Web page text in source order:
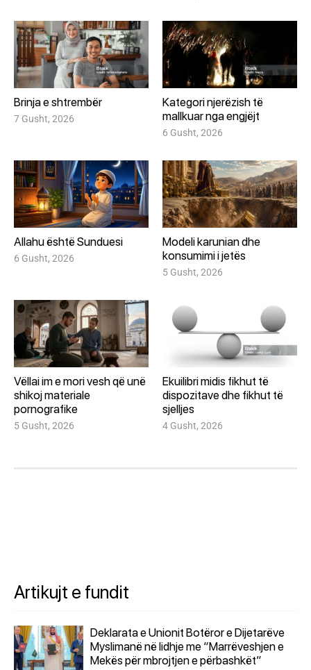
Brinja e shtrembër
7 Gusht, 2026
Kategori njerëzish të
mallkuar nga engjëjt
6 Gusht, 2026
Allahu është Sunduesi
6 Gusht, 2026
Modeli karunian dhe
konsumimi i jetës
5 Gusht, 2026
Vëllai im e mori vesh që unë
shikoj materiale
pornografike
5 Gusht, 2026
Ekuilibri midis fikhut të
dispozitave dhe fikhut të
sjelljes
4 Gusht, 2026
Artikujt e fundit
Deklarata e Unionit Botëror e Dijetarëve
Myslimanë në lidhje me “Marrëveshjen e
Mekës për mbrojtjen e përbashkët”